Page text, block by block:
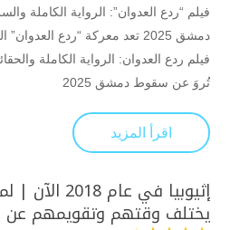
فيلم “ردع العدوان”: الرواية الكاملة
دمشق 2025 تعد معركة “ردع
فيلم ردع العدوان: الرواية الكاملة
تُروَ عن سقوط دمشق 2025
اقرأ المزيد
إثيوبيا في عام 2018
يختلف وقتهم وتقويمهم عن